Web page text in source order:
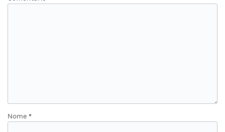
Nome *